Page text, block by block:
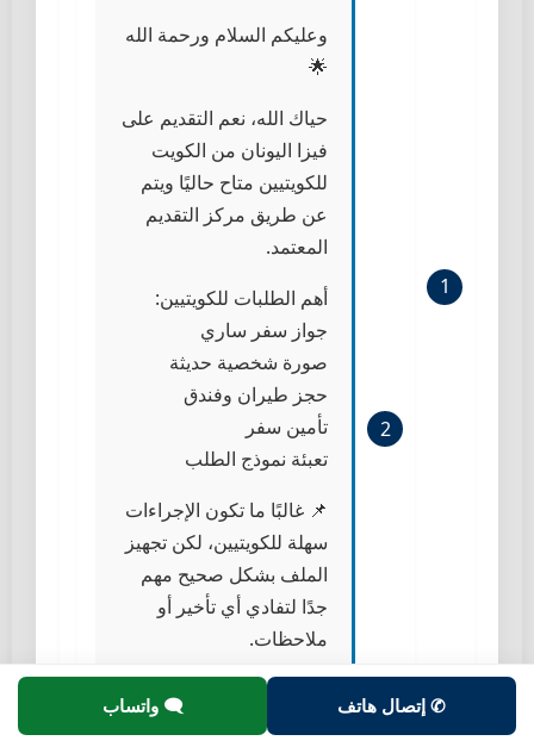
وعليكم السلام ورحمة الله
🌟
حياك الله، نعم التقديم على
فيزا اليونان من الكويت
للكويتيين متاح حاليًا ويتم
عن طريق مركز التقديم
المعتمد.
أهم الطلبات للكويتيين:
جواز سفر ساري
صورة شخصية حديثة
حجز طيران وفندق
تأمين سفر
تعبئة نموذج الطلب
📌 غالبًا ما تكون الإجراءات
سهلة للكويتيين، لكن تجهيز
الملف بشكل صحيح مهم
جدًا لتفادي أي تأخير أو
ملاحظات.
📲 ولتجهيز ملفك كامل
وحجز موعد سريع بدون
✆ إتصال هاتف 🗨 واتساب